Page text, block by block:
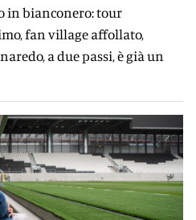
in bianconero: tour
fan village affollato,
a due passi, è già un